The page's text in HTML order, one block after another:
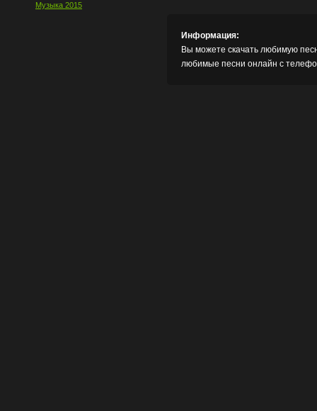
Музыка 2015
Информация:
Вы можете скачать любимую
любимые песни онлайн с